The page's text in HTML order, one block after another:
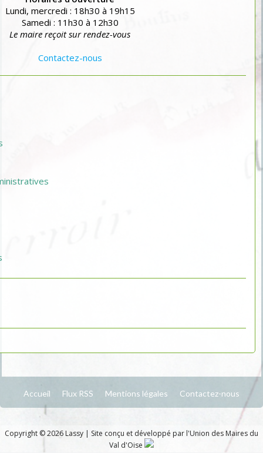
Lundi, mercredi : 18h30 à 19h15
Samedi : 11h30 à 12h30
Le maire reçoit sur rendez-vous
Contactez-nous
Accueil Flux RSS Mentions légales Contactez-nous
Copyright © 2026 Lassy | Site conçu et développé par l'Union des Maires du
Val d'Oise